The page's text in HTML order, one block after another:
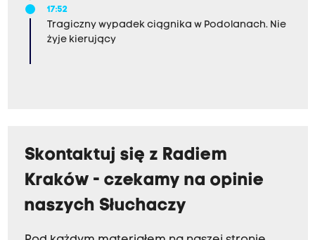
17:52
Tragiczny wypadek ciągnika w Podolanach. Nie
żyje kierujący
Skontaktuj się z Radiem
Kraków - czekamy na opinie
naszych Słuchaczy